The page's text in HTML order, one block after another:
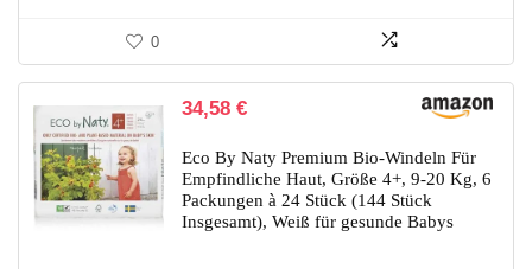
0
34,58 €
Eco By Naty Premium Bio-Windeln Für
Empfindliche Haut, Größe 4+, 9-20 Kg, 6
Packungen à 24 Stück (144 Stück
Insgesamt), Weiß für gesunde Babys